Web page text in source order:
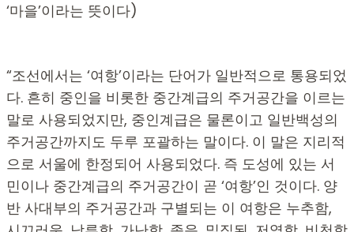
‘마을’이라는 뜻이다)
“조선에서는 ‘여항’이라는 단어가 일반적으로 통용되었
다. 흔히 중인을 비롯한 중간계급의 주거공간을 이르는
말로 사용되었지만, 중인계급은 물론이고 일반백성의
주거공간까지도 두루 포괄하는 말이다. 이 말은 지리적
으로 서울에 한정되어 사용되었다. 즉 도성에 있는 서
민이나 중간계급의 주거공간이 곧 ‘여항’인 것이다. 양
반 사대부의 주거공간과 구별되는 이 여항은 누추함,